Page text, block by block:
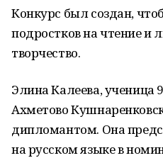
Конкурс был создан,
подростков на чтение и
творчество.
Элина Калеева, ученица
Ахметово
дипломантом. Она
на русском языке в